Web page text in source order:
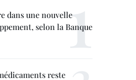
dans une nouvelle
selon la Banque
reste